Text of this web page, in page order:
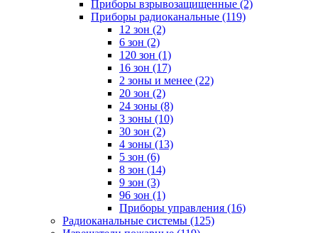
Приборы взрывозащищенные (2)
Приборы радиоканальные (119)
12 зон (2)
6 зон (2)
120 зон (1)
16 зон (17)
2 зоны и менее (22)
20 зон (2)
24 зоны (8)
3 зоны (10)
30 зон (2)
4 зоны (13)
5 зон (6)
8 зон (14)
9 зон (3)
96 зон (1)
Приборы управления (16)
Радиоканальные системы (125)